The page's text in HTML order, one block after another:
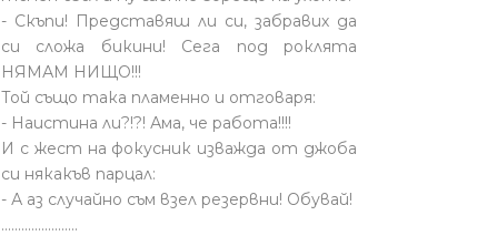
- Скъпи! Представяш ли си, забравих да
си сложа бикини! Сега под роклята
НЯМАМ НИЩО!!!
Той също така пламенно и отговаря:
- Наистина ли?!?! Ама, че работа!!!!
И с жест на фокусник изважда от джоба
си някакъв парцал:
- А аз случайно съм взел резервни! Обувай!
.......................